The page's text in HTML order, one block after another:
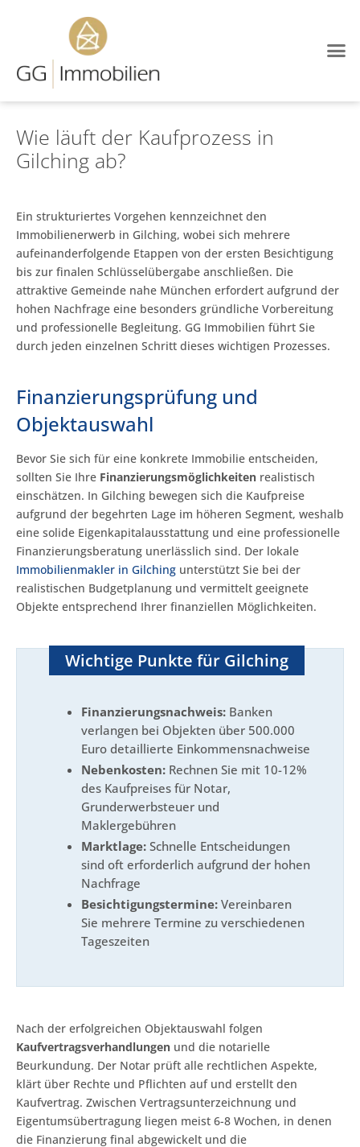
Wie läuft der Kaufprozess in
Gilching ab?
Ein strukturiertes Vorgehen kennzeichnet den
Immobilienerwerb in Gilching, wobei sich mehrere
aufeinanderfolgende Etappen von der ersten Besichtigung
bis zur finalen Schlüsselübergabe anschließen. Die
attraktive Gemeinde nahe München erfordert aufgrund der
hohen Nachfrage eine besonders gründliche Vorbereitung
und professionelle Begleitung. GG Immobilien führt Sie
durch jeden einzelnen Schritt dieses wichtigen Prozesses.
Finanzierungsprüfung und
Objektauswahl
Bevor Sie sich für eine konkrete Immobilie entscheiden,
sollten Sie Ihre Finanzierungsmöglichkeiten realistisch
einschätzen. In Gilching bewegen sich die Kaufpreise
aufgrund der begehrten Lage im höheren Segment, weshalb
eine solide Eigenkapitalausstattung und eine professionelle
Finanzierungsberatung unerlässlich sind. Der lokale
Immobilienmakler in Gilching unterstützt Sie bei der
realistischen Budgetplanung und vermittelt geeignete
Objekte entsprechend Ihrer finanziellen Möglichkeiten.
Wichtige Punkte für Gilching
Finanzierungsnachweis: Banken
verlangen bei Objekten über 500.000
Euro detaillierte Einkommensnachweise
Nebenkosten: Rechnen Sie mit 10-12%
des Kaufpreises für Notar,
Grunderwerbsteuer und
Maklergebühren
Marktlage:Schnelle Entscheidungen
sind oft erforderlich aufgrund der hohen
Nachfrage
Besichtigungstermine:Vereinbaren
Sie mehrere Termine zu verschiedenen
Tageszeiten
Nach der erfolgreichen Objektauswahl folgen
Kaufvertragsverhandlungen und die notarielle
Beurkundung. Der Notar prüft alle rechtlichen Aspekte,
klärt über Rechte und Pflichten auf und erstellt den
Kaufvertrag. Zwischen Vertragsunterzeichnung und
Eigentumsübertragung liegen meist 6-8 Wochen, in denen
die Finanzierung final abgewickelt und die